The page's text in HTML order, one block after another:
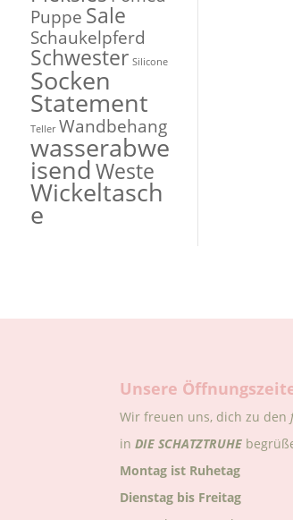
Puppe Sale
Schaukelpferd
Schwester Silicone
Socken
Statement
Teller Wandbehang
wasserabwe
isendWeste
Wickeltasch
e
Unsere
Wir freuen uns, dich zu den
inDIE SCHATZTRUHE
Montag ist Ruhetag
Dienstag bis Freitag